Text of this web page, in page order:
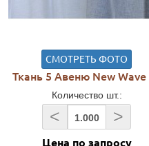
СМОТРЕТЬ ФОТО
Ткань 5 Авеню New Wave
Количество шт.:
< >
Цена по запросу